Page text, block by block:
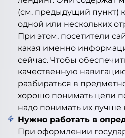
(см. предыдущий пункт)
одной или нескольких
При этом, посетители
какая именно
сейчас. Чтобы
качественную
разбираться в
хорошо понимать цели
надо понимать их лучше
Нужно работать в
При оформлении